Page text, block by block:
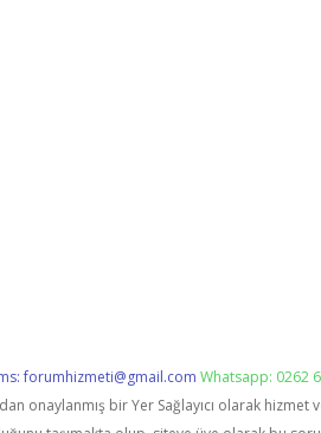
forumhizmeti@gmail.com Whatsapp: 0262
onaylanmış bir Yer Sağlayıcı olarak